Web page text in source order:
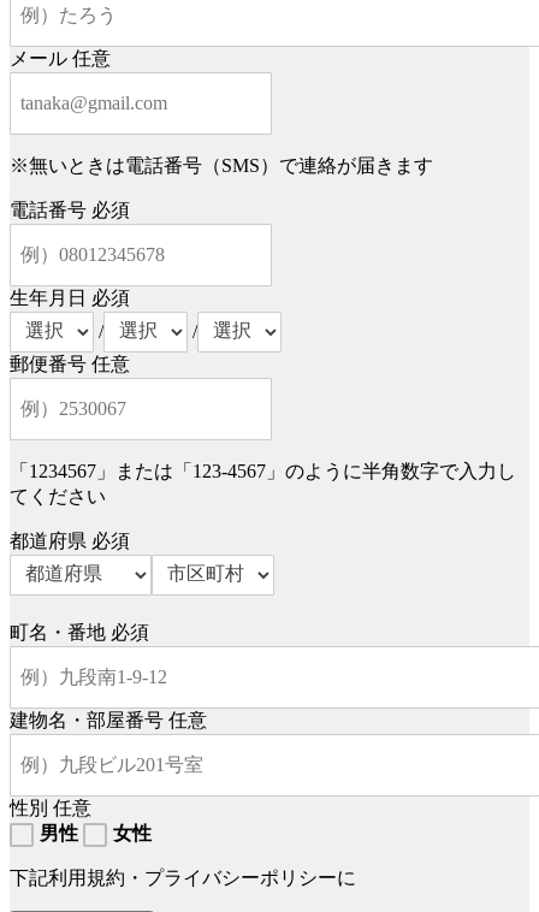
メール 任意
※無いときは電話番号（SMS）で連絡が届きます
電話番号 必須
生年月日 必須
/
/
郵便番号 任意
「1234567」または「123-4567」のように半角数字で入力し
てください
都道府県 必須
町名・番地 必須
建物名・部屋番号 任意
性別 任意
男性
女性
下記利用規約・プライバシーポリシーに